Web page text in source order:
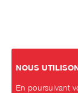
NOUS
En poursuivant